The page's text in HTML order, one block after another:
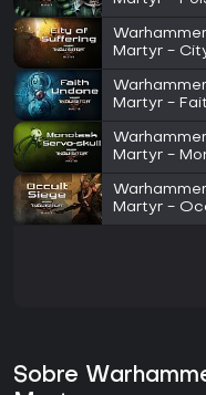
Martyr -
Martyr -
Martyr -
Martyr -
Sobre